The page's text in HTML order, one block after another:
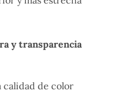
y transparencia
calidad de color